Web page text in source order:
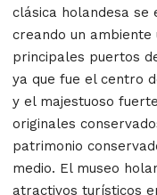
clásica holandesa se
creando un ambiente
principales puertos
ya que fue el centro
y el majestuoso
originales
patrimonio
medio. El museo
atractivos turísticos